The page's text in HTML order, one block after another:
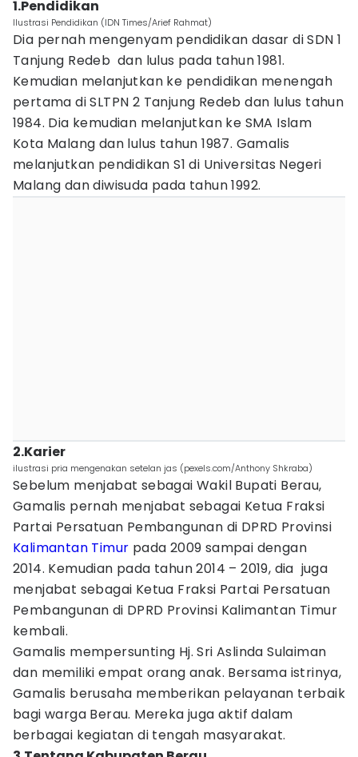
1.Pendidikan
Ilustrasi Pendidikan (IDN Times/Arief Rahmat)
Dia pernah mengenyam pendidikan dasar di SDN 1
Tanjung Redeb dan lulus pada tahun 1981.
Kemudian melanjutkan ke pendidikan menengah
pertama di SLTPN 2 Tanjung Redeb dan lulus tahun
1984. Dia kemudian melanjutkan ke SMA Islam
Kota Malang dan lulus tahun 1987. Gamalis
melanjutkan pendidikan S1 di Universitas Negeri
Malang dan diwisuda pada tahun 1992.
2.Karier
ilustrasi pria mengenakan setelan jas (pexels.com/Anthony Shkraba)
Sebelum menjabat sebagai Wakil Bupati Berau,
Gamalis pernah menjabat sebagai Ketua Fraksi
Partai Persatuan Pembangunan di DPRD Provinsi
Kalimantan Timur pada 2009 sampai dengan
2014. Kemudian pada tahun 2014 – 2019, dia juga
menjabat sebagai Ketua Fraksi Partai Persatuan
Pembangunan di DPRD Provinsi Kalimantan Timur
kembali.
Gamalis mempersunting Hj. Sri Aslinda Sulaiman
dan memiliki empat orang anak. Bersama istrinya,
Gamalis berusaha memberikan pelayanan terbaik
bagi warga Berau. Mereka juga aktif dalam
berbagai kegiatan di tengah masyarakat.